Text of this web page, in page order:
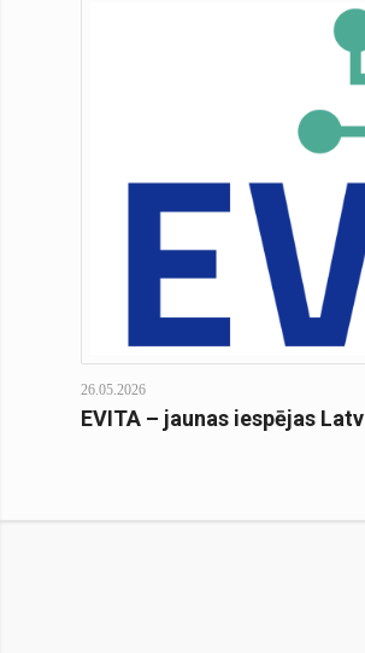
26.05.2026
EVITA – jaunas iespējas